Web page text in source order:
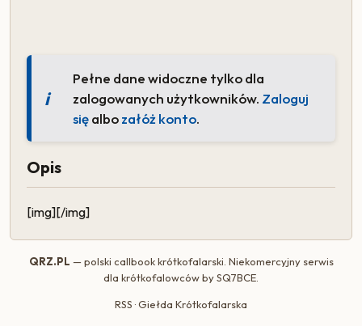
Pełne dane widoczne tylko dla
zalogowanych użytkowników. Zaloguj
sięalbozałóż konto.
Opis
[img][/img]
QRZ.PL — polski callbook krótkofalarski. Niekomercyjny serwis
dla krótkofalowców bySQ7BCE.
RSS ·Giełda Krótkofalarska